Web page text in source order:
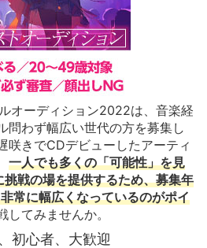
オーディション2022は、音楽経
問わず幅広い世代の方を募集し
咲きでCDデビューしたアーティ
一人でも多くの「可能性」を見
戦の場を提供するため、募集年
常に幅広くなっているのがポイ
してみませんか。
初心者、大歓迎